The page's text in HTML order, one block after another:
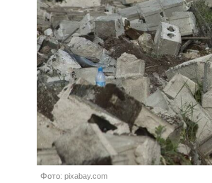
Фото: pixabay.com